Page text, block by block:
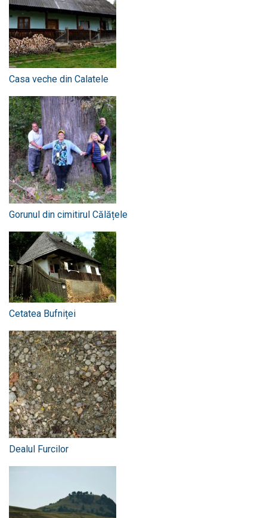
Casa veche din Calatele
Gorunul din cimitirul Călățele
Cetatea Bufniței
Dealul Furcilor